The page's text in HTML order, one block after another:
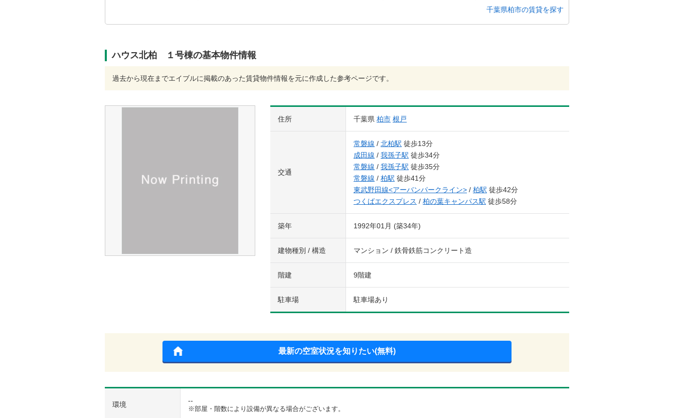
千葉県柏市の賃貸を探す
ハウス北柏 １号棟の基本物件情報
過去から現在までエイブルに掲載のあった賃貸物件情報を元に作成した参考ページです。
住所 千葉県 柏市 根戸
交通
常磐線 / 北柏駅 徒歩13分
成田線 / 我孫子駅 徒歩34分
常磐線 / 我孫子駅 徒歩35分
常磐線 / 柏駅 徒歩41分
東武野田線<アーバンパークライン> / 柏駅 徒歩42分
つくばエクスプレス / 柏の葉キャンパス駅 徒歩58分
築年 1992年01月 (築34年)
建物種別 / 構造 マンション / 鉄骨鉄筋コンクリート造
階建 9階建
駐車場 駐車場あり
最新の空室状況を知りたい(無料)
環境 --
※部屋・階数により設備が異なる場合がございます。